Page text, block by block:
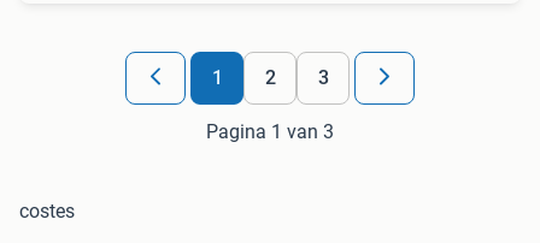
1 2 3
Pagina 1 van 3
costes